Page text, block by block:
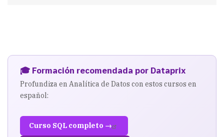
🎓 Formación recomendada por Dataprix
Profundiza en Analítica de Datos con estos cursos en
español:
Curso SQL completo →